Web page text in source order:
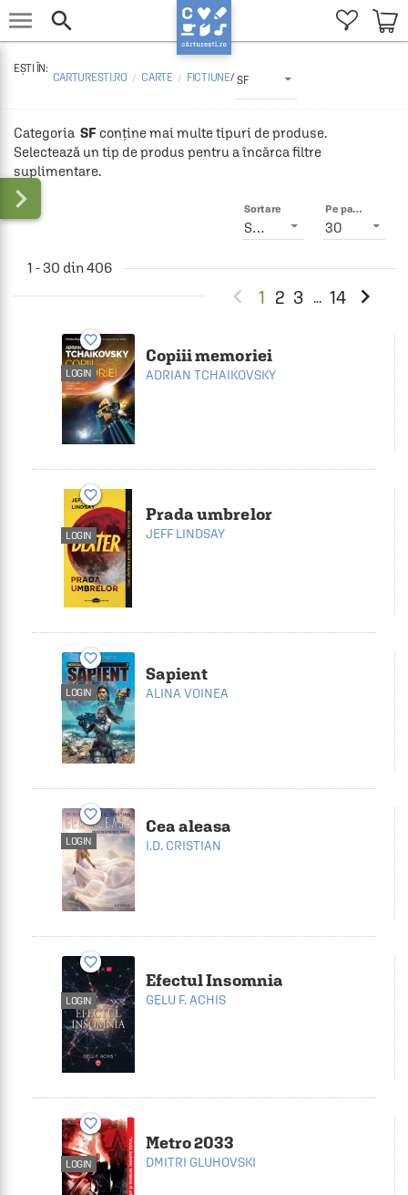
 
CARTURESTI.RO CARTE FICTIUNE/ SF

Categoria SF conține mai multe tipuri de produse.
Selectează un tip de produs pentru a încărca filtre
suplimentare.
Pe pagină
30
Sortare
Smart
1 - 30 din 406
 1 2 3 ... 14 
favorite_border
Copiii memoriei
ADRIAN TCHAIKOVSKY
LOGIN
favorite_border
Prada umbrelor
JEFF LINDSAY
LOGIN
favorite_border
Sapient
ALINA VOINEA
LOGIN
favorite_border
Cea aleasa
I.D. CRISTIAN
LOGIN
favorite_border
Efectul Insomnia
GELU F. ACHIS
LOGIN
favorite_border
Metro 2033
DMITRI GLUHOVSKI
LOGIN